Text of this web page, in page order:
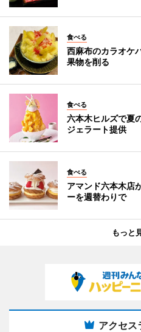
食べる
西麻布のカラオケ
果物を削る
食べる
六本木ヒルズで夏
ジェラート提供
食べる
アマンド六本木
ーを週替わりで
もっと
アクセス